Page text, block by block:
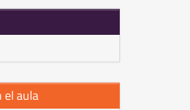
el aula